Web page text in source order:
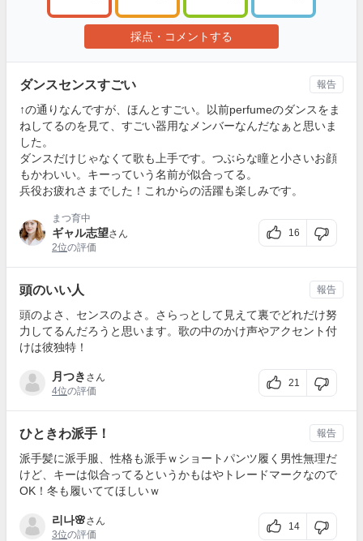
採点・コメントする
ダンスセンスすごい
↑の通りなんですが、ほんとすごい。以前perfumeのダンスをま
ねしてるのを見て、すごい器用なメンバーなんだなぁと思いま
した。
ダンスだけじゃなくて歌も上手です。つぶらな瞳と小さいお顔
もかわいい。キーっていう名前が似合ってる。
兵役お疲れさまでした！これからの活躍も楽しみです。
まつ育中
ギャル志望さん
2位の評価
16
報告
頭のいい人
頭のよさ、センスのよさ。さらっとして見えて裏でどれだけ努
力してるんだろうと思います。歌の中のかけ声やアクセント付
けは彼独特！
月つき さん
4位の評価
21
報告
ひときわ派手！
派手髪に派手服、性格も派手ｗショートパンツ履く男性無理だ
けど、キーは似合ってるというかもはやトレードマークなので
OK！冬も履いててほしいｗ
리나🌸さん
3位の評価
14
報告